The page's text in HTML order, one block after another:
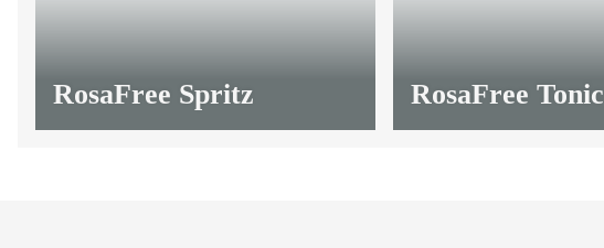
RosaFree Spritz RosaFree Tonic